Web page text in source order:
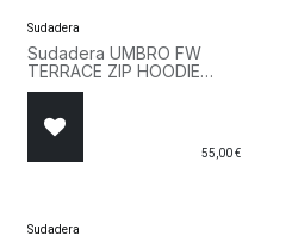
Sudadera
Sudadera UMBRO FW
TERRACE ZIP HOODIE
66063U 263 Gris
55,00€
Sudadera